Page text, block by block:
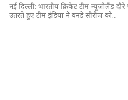
नई दिल्ली: भारतीय क्रिकेट टीम न्यूजीलैंड
उतरते हुए टीम इंडिया ने वनडे सीरीज को...